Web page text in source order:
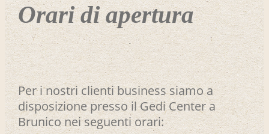
Orari di apertura
Per i nostri clienti business siamo a
disposizione presso il Gedi Center a
Brunico nei seguenti orari: